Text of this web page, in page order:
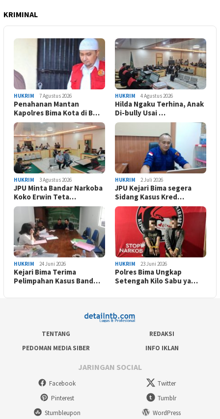
KRIMINAL
HUKRIM 7 Agustus 2026
Penahanan Mantan
Kapolres Bima Kota di B…
HUKRIM 4 Agustus 2026
Hilda Ngaku Terhina, Anak
Di-bully Usai …
HUKRIM 3 Agustus 2026
JPU Minta Bandar Narkoba
Koko Erwin Teta…
HUKRIM 2 Juli 2026
JPU Kejari Bima segera
Sidang Kasus Kred…
HUKRIM 24 Juni 2026
Kejari Bima Terima
Pelimpahan Kasus Band…
HUKRIM 23 Juni 2026
Polres Bima Ungkap
Setengah Kilo Sabu ya…
TENTANG
REDAKSI
PEDOMAN MEDIA SIBER
INFO IKLAN
JARINGAN SOCIAL
Facebook
Twitter
Pinterest
Tumblr
Stumbleupon
WordPress